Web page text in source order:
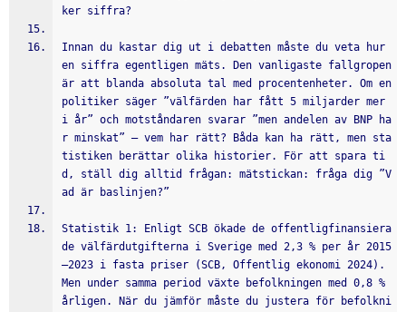
ker siffra?
Innan du kastar dig ut i debatten måste du veta hur
en siffra egentligen mäts. Den vanligaste fallgropen
är att blanda absoluta tal med procentenheter. Om en
politiker säger ”välfärden har fått 5 miljarder mer
i år” och motståndaren svarar ”men andelen av BNP ha
r minskat” – vem har rätt? Båda kan ha rätt, men sta
tistiken berättar olika historier. För att spara ti
d, ställ dig alltid frågan: mätstickan: fråga dig ”V
ad är baslinjen?”
Statistik 1: Enligt SCB ökade de offentligfinansiera
de välfärdutgifterna i Sverige med 2,3 % per år 2015
–2023 i fasta priser (SCB, Offentlig ekonomi 2024).
Men under samma period växte befolkningen med 0,8 %
årligen. När du jämför måste du justera för befolkni